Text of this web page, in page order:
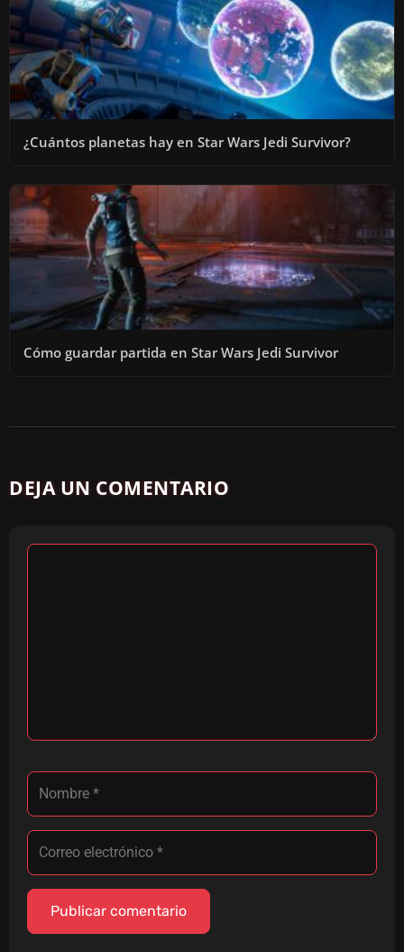
¿Cuántos planetas hay en Star Wars Jedi Survivor?
Cómo guardar partida en Star Wars Jedi Survivor
DEJA UN COMENTARIO